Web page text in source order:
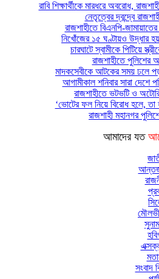
রাবি শিক্ষার্থীকে মারধরে অবরোধ,
নেতৃত্বের দ্বন্দ্বে
রাজশাহীতে বিএনপি-
নিখোঁজের ১৫ ঘণ্টায়ও উদ্ধার
চারঘাটে স্বামীকে পিটিয়ে
রাজশাহীতে পুলিশের
মাদকসেবীকে আটকের সময় ঢলে
আগামীকাল শনিবার সারা
রাজশাহীতে ভটভটি ও
‘ভোটের ফল নিয়ে বিরোধ হলে, তা
রাজশাহী মহানগর
আমাদের যত
সংবাদ